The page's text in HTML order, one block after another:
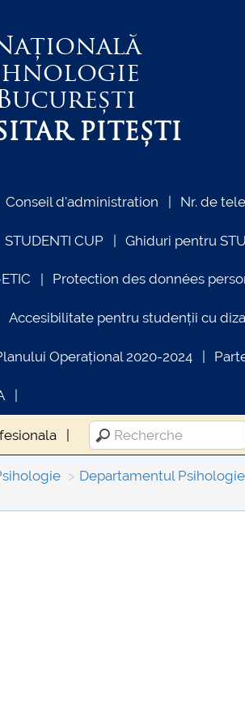
PITEȘTI
Conseil d'administration Nr. de
STUDENTI CUP Ghiduri pentru
Protection des données
Accesibilitate pentru studenții cu
Operațional 2020-2024
Departamentul